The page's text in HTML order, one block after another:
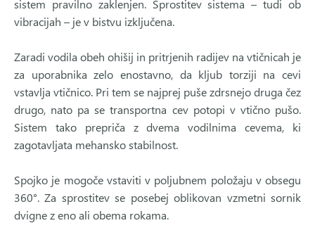
sistem pravilno zaklenjen. Sprostitev sistema – tudi ob
vibracijah – je v bistvu izključena.
Zaradi vodila obeh ohišij in pritrjenih radijev na vtičnicah je
za uporabnika zelo enostavno, da kljub torziji na cevi
vstavlja vtičnico. Pri tem se najprej puše zdrsnejo druga čez
drugo, nato pa se transportna cev potopi v vtično pušo.
Sistem tako prepriča z dvema vodilnima cevema, ki
zagotavljata mehansko stabilnost.
Spojko je mogoče vstaviti v poljubnem položaju v obsegu
360°. Za sprostitev se posebej oblikovan vzmetni sornik
dvigne z eno ali obema rokama.